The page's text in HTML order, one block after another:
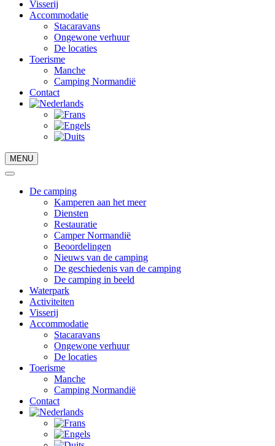
Visserij
Accommodatie
Stacaravans
Ongewone verhuur
De locaties
Toerisme
Manche
Camping Normandië
Contact
MENU
De camping
Kamperen aan het meer
Diensten
Restauratie
Camper Normandië
Beoordelingen
Nieuws van de camping
De geschiedenis van de camping
De camping in beeld
Waterpark
Activiteiten
Visserij
Accommodatie
Stacaravans
Ongewone verhuur
De locaties
Toerisme
Manche
Camping Normandië
Contact